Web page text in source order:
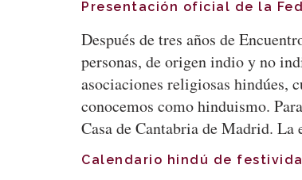
Presentación oficial de la
Después de tres años de
personas, de origen indio y no
asociaciones religiosas hindúes,
conocemos como hinduismo.
Casa de Cantabria de Madrid.
Calendario hindú de